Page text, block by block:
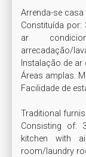
Arrenda-se
Constituída
ar
arrecadação/
Instalação de
Áreas amplas.
Facilidade de
Traditional
Consisting of:
kitchen with
room/laundry